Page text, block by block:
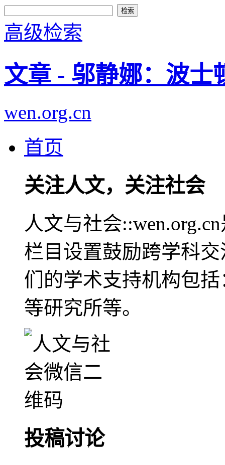
高级检索
文章 - 邬静娜：波士
wen.org.cn
首页
关注人文，关注社会
人文与社会
栏目设置鼓励跨学科
们的学术支持机构包
等研究所等。
投稿讨论